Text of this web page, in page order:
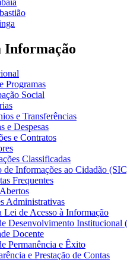
Informação
Programas
Social
e Transferências
e Despesas
e Contratos
Classificadas
de Informações ao Cidadão
Frequentes
Administrativas
Lei de Acesso à Informação
Desenvolvimento Institucional
Docente
Permanência e Êxito
e Prestação de Contas